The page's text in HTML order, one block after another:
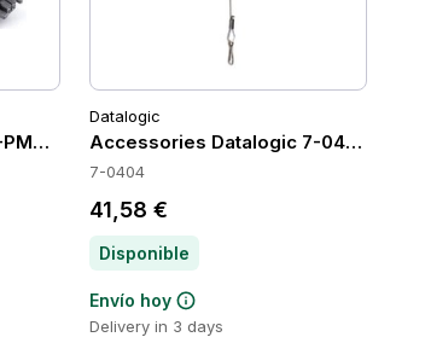
BK
Datalogic
Accessories Datalogic 7-0404
7-0404
41,58 €
Disponible
Envío hoy
Delivery in 3 days